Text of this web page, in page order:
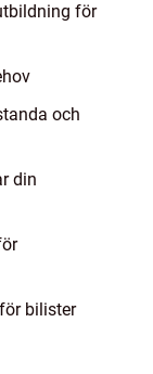
för
och
din
bilister